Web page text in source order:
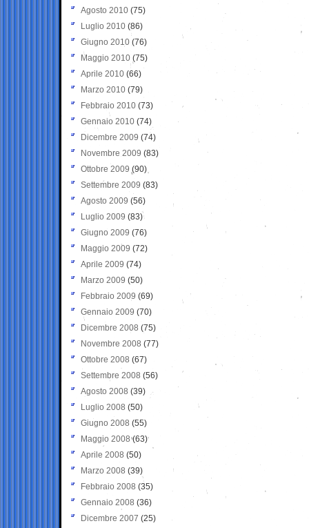
Agosto 2010 (75)
Luglio 2010 (86)
Giugno 2010 (76)
Maggio 2010 (75)
Aprile 2010 (66)
Marzo 2010 (79)
Febbraio 2010 (73)
Gennaio 2010 (74)
Dicembre 2009 (74)
Novembre 2009 (83)
Ottobre 2009 (90)
Settembre 2009 (83)
Agosto 2009 (56)
Luglio 2009 (83)
Giugno 2009 (76)
Maggio 2009 (72)
Aprile 2009 (74)
Marzo 2009 (50)
Febbraio 2009 (69)
Gennaio 2009 (70)
Dicembre 2008 (75)
Novembre 2008 (77)
Ottobre 2008 (67)
Settembre 2008 (56)
Agosto 2008 (39)
Luglio 2008 (50)
Giugno 2008 (55)
Maggio 2008(63)
Aprile 2008 (50)
Marzo 2008 (39)
Febbraio 2008 (35)
Gennaio 2008 (36)
Dicembre 2007 (25)